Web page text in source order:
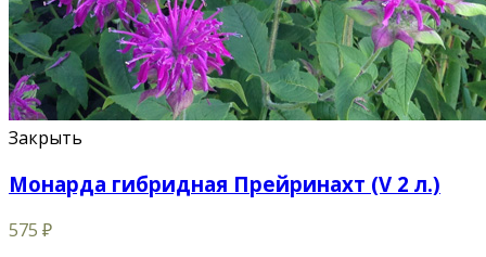
Закрыть
Монарда гибридная Прейринахт (V 2 л.)
575 ₽